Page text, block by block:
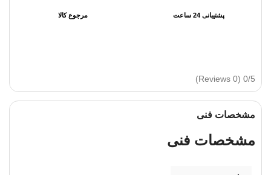
پشتیبانی 24 ساعت مرجوع کالا
0/5
(0 Reviews)
مشخصات فنی
مشخصات فنی